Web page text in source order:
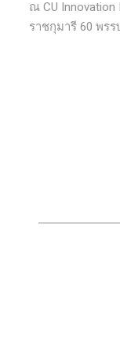
ณ CU Innovation
ราชกุมารี 60 พรร